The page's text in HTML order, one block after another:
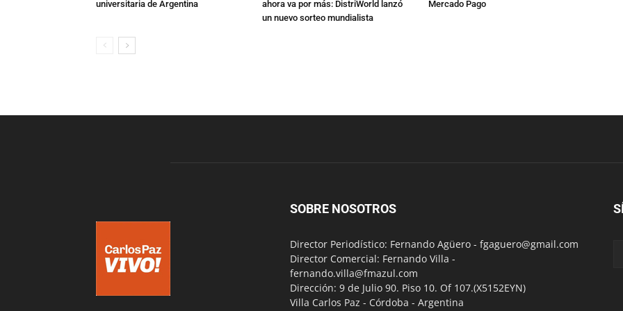
universitaria de Argentina
ahora va por más: DistriWorld lanzó
un nuevo sorteo mundialista
Mercado Pago
SOBRE NOSOTROS
Director Periodístico: Fernando Agüero - fgaguero@gmail.com
Director Comercial: Fernando Villa -
fernando.villa@fmazul.com
Dirección: 9 de Julio 90. Piso 10. Of 107.(X5152EYN)
Villa Carlos Paz - Córdoba - Argentina